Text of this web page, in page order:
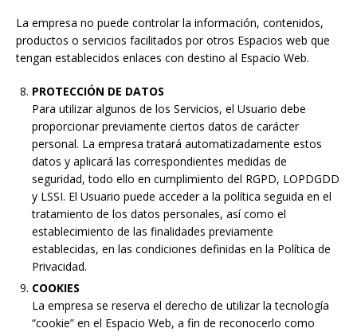
La empresa no puede controlar la información, contenidos,
productos o servicios facilitados por otros Espacios web que
tengan establecidos enlaces con destino al Espacio Web.
PROTECCIÓN DE DATOS
Para utilizar algunos de los Servicios, el Usuario debe
proporcionar previamente ciertos datos de carácter
personal. La empresa tratará automatizadamente estos
datos y aplicará las correspondientes medidas de
seguridad, todo ello en cumplimiento del RGPD, LOPDGDD
y LSSI. El Usuario puede acceder a la política seguida en el
tratamiento de los datos personales, así como el
establecimiento de las finalidades previamente
establecidas, en las condiciones definidas en la Política de
Privacidad.
COOKIES
La empresa se reserva el derecho de utilizar la tecnología
“cookie” en el Espacio Web, a fin de reconocerlo como